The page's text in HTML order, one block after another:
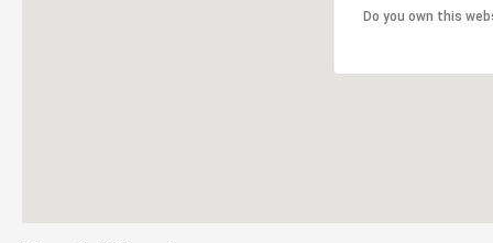
Do you own this